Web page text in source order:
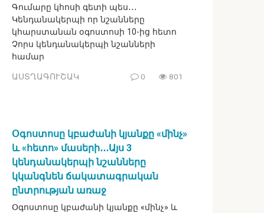
Գումարը կհոսի գետի պես․․․
Կենդանակերպի որ նշանները
կհարստանան օգոստոսի 10-ից հետո
Չորս կենդանակերպի նշանների
համար
ԱՍՏՂԱԳՈՒՇԱԿ 0 801
Օգոստոսը կբաժանի կյանքը «մինչ»
և «հետո» մասերի․․․Այս 3
կենդանակերպի նշանները
կկանգնեն ճակատագրական
ընտրության առաջ
Օգոստոսը կբաժանի կյանքը «մինչ» և